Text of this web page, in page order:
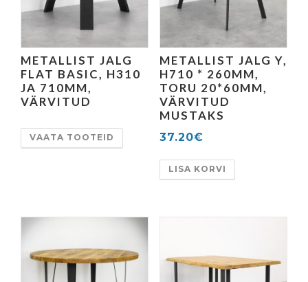
METALLIST JALG
FLAT BASIC, H310
JA 710MM,
VÄRVITUD
VAATA TOOTEID
METALLIST JALG Y,
H710 * 260MM,
TORU 20*60MM,
VÄRVITUD
MUSTAKS
37.20€
LISA KORVI